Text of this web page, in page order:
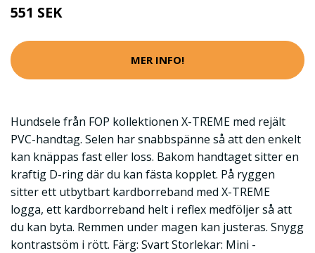
551 SEK
MER INFO!
Hundsele från FOP kollektionen X-TREME med rejält
PVC-handtag. Selen har snabbspänne så att den enkelt
kan knäppas fast eller loss. Bakom handtaget sitter en
kraftig D-ring där du kan fästa kopplet. På ryggen
sitter ett utbytbart kardborreband med X-TREME
logga, ett kardborreband helt i reflex medföljer så att
du kan byta. Remmen under magen kan justeras. Snygg
kontrastsöm i rött. Färg: Svart Storlekar: Mini -